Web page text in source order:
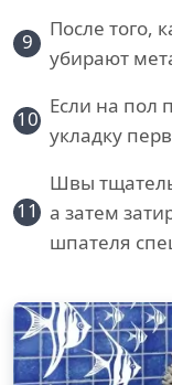
9
После того,
убирают
10 Если на пол
укладку
11
Швы
а затем
шпателя